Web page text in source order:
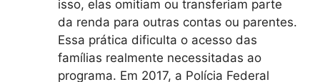
isso, elas omitiam ou transferiam parte
da renda para outras contas ou parentes.
Essa prática dificulta o acesso das
famílias realmente necessitadas ao
programa. Em 2017, a Polícia Federal